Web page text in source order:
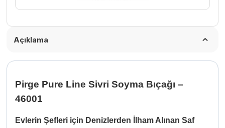
Açıklama
Pirge Pure Line Sivri Soyma Bıçağı –
46001
Evlerin Şefleri için Denizlerden İlham Alınan Saf